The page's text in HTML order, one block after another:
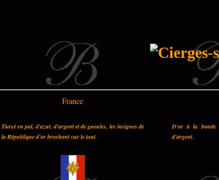
France
Tiercé en pal, d'azur, d'argent et de gueules, les insignes de
la République d'or brochant sur le tout.
D'or à la bande
d'argent.